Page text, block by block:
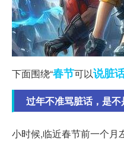
下面围绕“春节可以说脏
过年不准骂脏话，是
小时候,临近春节前一个月